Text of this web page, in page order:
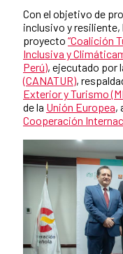
Contenido de la
Con el objetivo de
inclusivo y
proyecto “Coalición
Inclusiva y
Perú), ejecutado por
(CANATUR),
Exterior y Turismo
de la Unión Europea,
Cooperación